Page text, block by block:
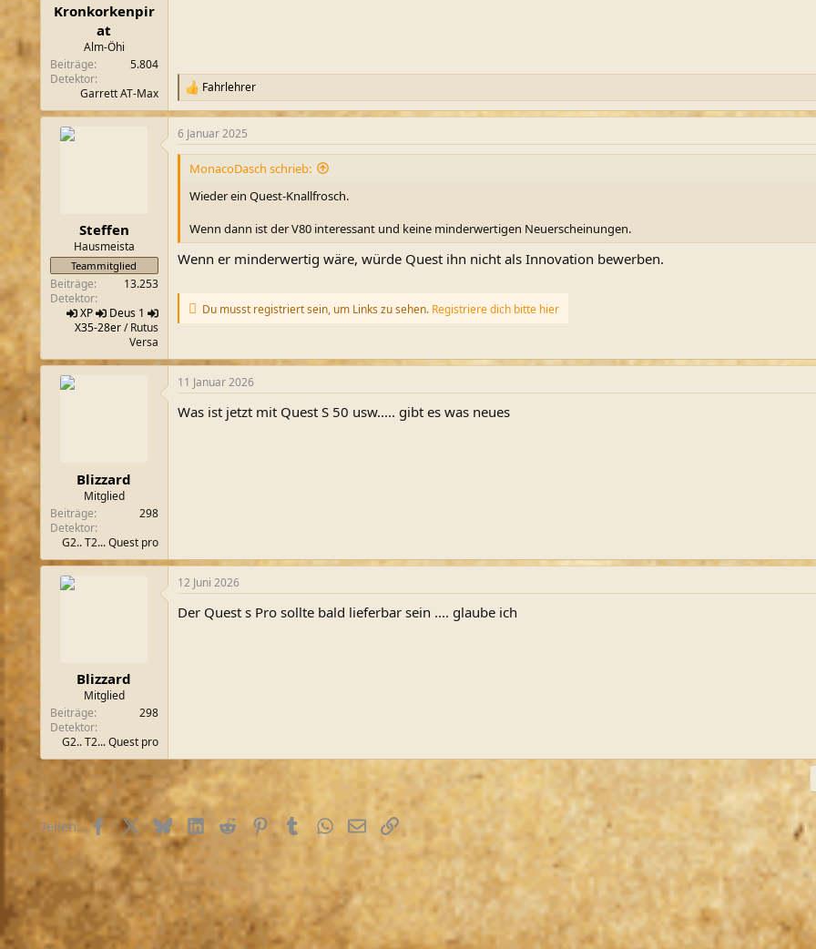
Kronkorkenpir
at
Alm-Öhi
Beiträge
5.804
Detektor
Garrett AT-Max
R
e
a
k
t
n
n
Fahrlehrer
Steffen
Hausmeista
Teammitglied
Beiträge
13.253
Detektor
XP
Deus 1
X35-28er/ Rutus
Versa
6 Januar 2025
MonacoDasch schrieb:
Wieder ein Quest-Knallfrosch.
Wenn dann ist der V80 interessant und keine minderwertigen Neuerscheinungen.
Wenn er minderwertig wäre, würde Quest ihn nicht als Innovation bewerben.
Du musst registriert sein, um Links zu sehen. Registriere dich bitte hier
Blizzard
Mitglied
Beiträge
298
Detektor
G2.. T2... Quest pro
11 Januar 2026
Was ist jetzt mit Quest S 50 usw..... gibt es was neues
Blizzard
Mitglied
Beiträge
298
Detektor
G2.. T2... Quest pro
12 Juni 2026
Der Quest s Pro sollte bald lieferbar sein .... glaube ich
Teilen: FacebookX (Twitter)
BlueskyLinkedIn
Reddit PinterestTumblrWhatsApp
E-MailLink